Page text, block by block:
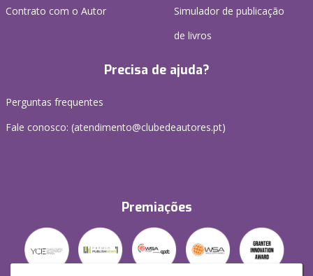
Contrato com o Autor
Simulador de publicação
de livros
Precisa de ajuda?
Perguntas frequentes
Fale conosco: (atendimento@clubedeautores.pt)
Premiações